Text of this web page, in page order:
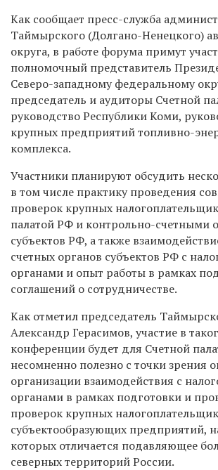
Как сообщает пресс-служба
Таймырского (Долгано-Ненецкого)
округа, в работе форума примут
полномочный представитель
Северо-западному федеральному
председатель и аудиторы Счетной
руководство Республики Коми,
крупных предприятий топливно-
комплекса.
Участники планируют обсудить
в том числе практику проведения
проверок крупных
палатой РФ и контрольно-счетными
субъектов РФ, а также
счетных органов субъектов РФ с
органами и опыт работы в рамках
соглашений о сотрудничестве.
Как отметил председатель
Александр Герасимов, участие в
конференции будет для Счетной
несомненно полезно с точки зрения
организации взаимодействия с
органами в рамках подготовки и
проверок крупных
субъектообразующих предприятий,
которых отличается подавляющее
северных территорий России.